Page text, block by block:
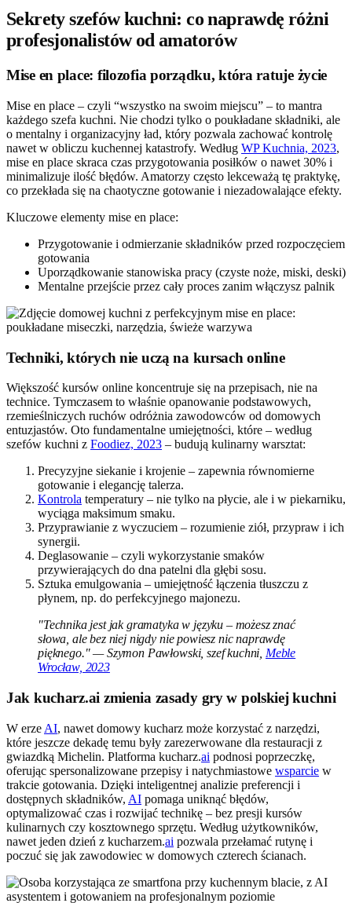
Sekrety szefów kuchni: co naprawdę różni
profesjonalistów od amatorów
Mise en place: filozofia porządku, która ratuje życie
Mise en place – czyli “wszystko na swoim miejscu” – to mantra
każdego szefa kuchni. Nie chodzi tylko o poukładane składniki, ale
o mentalny i organizacyjny ład, który pozwala zachować kontrolę
nawet w obliczu kuchennej katastrofy. Według WP Kuchnia, 2023,
mise en place skraca czas przygotowania posiłków o nawet 30% i
minimalizuje ilość błędów. Amatorzy często lekceważą tę praktykę,
co przekłada się na chaotyczne gotowanie i niezadowalające efekty.
Kluczowe elementy mise en place:
Przygotowanie i odmierzanie składników przed rozpoczęciem
gotowania
Uporządkowanie stanowiska pracy (czyste noże, miski, deski)
Mentalne przejście przez cały proces zanim włączysz palnik
Techniki, których nie uczą na kursach online
Większość kursów online koncentruje się na przepisach, nie na
technice. Tymczasem to właśnie opanowanie podstawowych,
rzemieślniczych ruchów odróżnia zawodowców od domowych
entuzjastów. Oto fundamentalne umiejętności, które – według
szefów kuchni z Foodiez, 2023 – budują kulinarny warsztat:
Precyzyjne siekanie i krojenie – zapewnia równomierne
gotowanie i elegancję talerza.
Kontrola temperatury – nie tylko na płycie, ale i w piekarniku,
wyciąga maksimum smaku.
Przyprawianie z wyczuciem – rozumienie ziół, przypraw i ich
synergii.
Deglasowanie – czyli wykorzystanie smaków
przywierających do dna patelni dla głębi sosu.
Sztuka emulgowania – umiejętność łączenia tłuszczu z
płynem, np. do perfekcyjnego majonezu.
"Technika jest jak gramatyka w języku – możesz znać
słowa, ale bez niej nigdy nie powiesz nic naprawdę
pięknego." — Szymon Pawłowski, szef kuchni, Meble
Wrocław, 2023
Jak kucharz.ai zmienia zasady gry w polskiej kuchni
W erze AI, nawet domowy kucharz może korzystać z narzędzi,
które jeszcze dekadę temu były zarezerwowane dla restauracji z
gwiazdką Michelin. Platforma kucharz.ai podnosi poprzeczkę,
oferując spersonalizowane przepisy i natychmiastowe wsparcie w
trakcie gotowania. Dzięki inteligentnej analizie preferencji i
dostępnych składników, AI pomaga uniknąć błędów,
optymalizować czas i rozwijać technikę – bez presji kursów
kulinarnych czy kosztownego sprzętu. Według użytkowników,
nawet jeden dzień z kucharzem.ai pozwala przełamać rutynę i
poczuć się jak zawodowiec w domowych czterech ścianach.